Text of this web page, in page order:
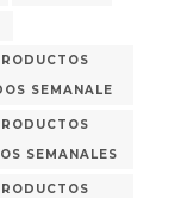
SEMANALE
SEMANALES